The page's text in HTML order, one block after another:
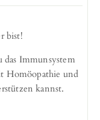
bist!
Immunsystem
Homöopathie und
kannst.